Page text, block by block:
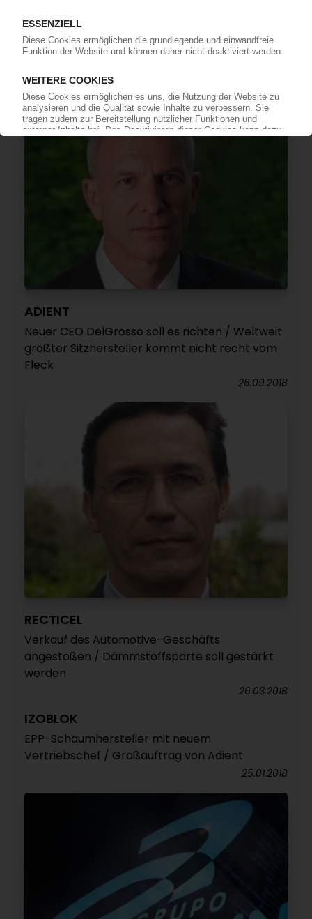
LEAR
Sitze machen im dritten Quartal wenig Freude /
Automobilzulieferer gibt Gewinnwarnung aus
ADIENT
Neuer CEO DelGrosso soll es richten / Weltweit
größter Sitzhersteller kommt nicht recht vom
Fleck
26.09.2018
RECTICEL
Verkauf des Automotive-Geschäfts
angestoßen / Dämmstoffsparte soll gestärkt
werden
26.03.2018
IZOBLOK
EPP-Schaumhersteller mit neuem
Vertriebschef / Großauftrag von Adient
25.01.2018